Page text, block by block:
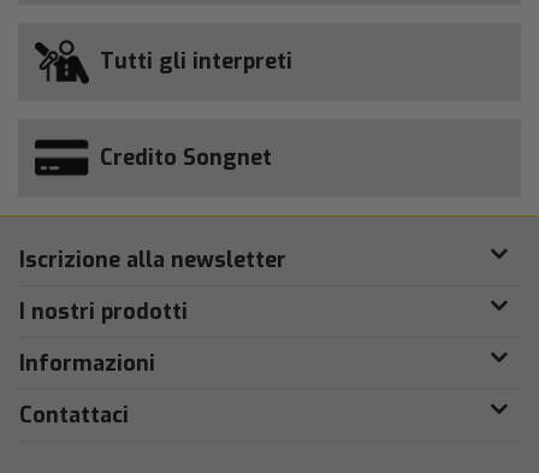
Tutti gli interpreti
Credito Songnet
Iscrizione alla newsletter
I nostri prodotti
Informazioni
Contattaci